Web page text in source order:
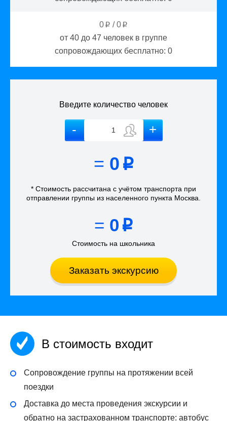
0 p /0 p
от 40 до 47 человек в группе
сопровождающих бесплатно: 0
Введите количество человек
= 0 p
* Стоимость рассчитана с учётом транспорта при
отправлении группы из населенного пункта Москва
= 0 p
Стоимость на школьника
Заказать экскурсию
В стоимость входит
Сопровождение группы на протяжении всей
поездки
Доставка до места проведения экскурсии и
обратно на застрахованном транспорте: автобус